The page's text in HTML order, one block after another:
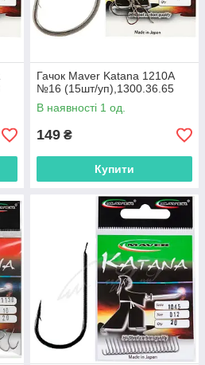
Гачок Maver Katana 1210A
№16 (15шт/уп),1300.36.65
В наявності 1 од.
149 ₴
Купити